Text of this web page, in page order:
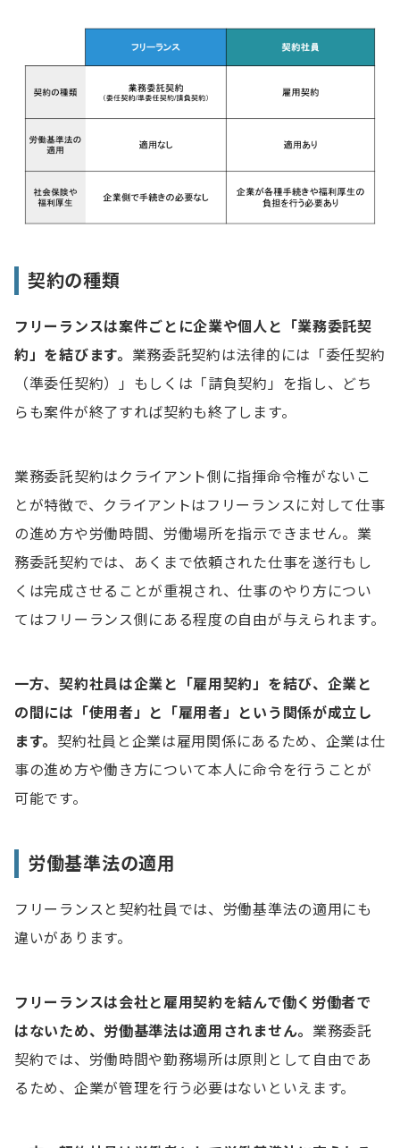
契約の種類
フリーランスは案件ごとに企業や個人と「業務委託契
約」を結びます。 業務委託契約は法律的には「委任契約
（準委任契約）」もしくは「請負契約」を指し、どち
らも案件が終了すれば契約も終了します。
業務委託契約はクライアント側に指揮命令権がないこ
とが特徴で、クライアントはフリーランスに対して仕事
の進め方や労働時間、労働場所を指示できません。業
務委託契約では、あくまで依頼された仕事を遂行もし
くは完成させることが重視され、仕事のやり方につい
てはフリーランス側にある程度の自由が与えられます。
一方、契約社員は企業と「雇用契約」を結び、企業と
の間には「使用者」と「雇用者」という関係が成立し
ます。 契約社員と企業は雇用関係にあるため、企業は仕
事の進め方や働き方について本人に命令を行うことが
可能です。
労働基準法の適用
フリーランスと契約社員では、労働基準法の適用にも
違いがあります。
フリーランスは会社と雇用契約を結んで働く労働者で
はないため、労働基準法は適用されません。 業務委託
契約では、労働時間や勤務場所は原則として自由であ
るため、企業が管理を行う必要はないといえます。